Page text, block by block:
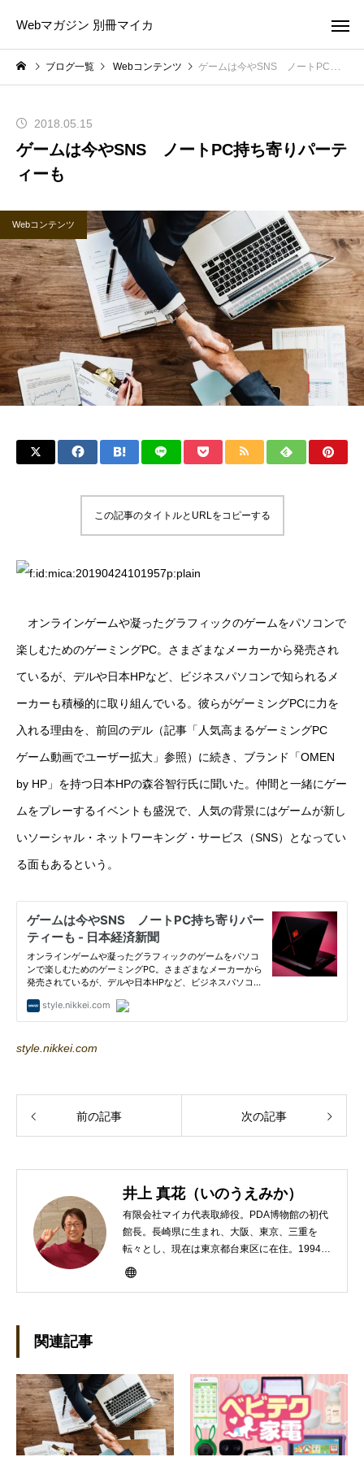
Webマガジン 別冊マイカ
ブログ一覧 Webコンテンツ ゲームは今やSNS ノートPC持ち寄りパーティーも
2018.05.15
ゲームは今やSNS ノートPC持ち寄りパーテ
ィーも
Webコンテンツ
この記事のタイトルとURLをコピーする
オンラインゲームや凝ったグラフィックのゲームをパソコンで
楽しむためのゲーミングPC。さまざまなメーカーから発売され
ているが、デルや日本HPなど、ビジネスパソコンで知られるメ
ーカーも積極的に取り組んでいる。彼らがゲーミングPCに力を
入れる理由を、前回のデル（記事「人気高まるゲーミングPC
ゲーム動画でユーザー拡大」参照）に続き、ブランド「OMEN
by HP」を持つ日本HPの森谷智行氏に聞いた。仲間と一緒にゲー
ムをプレーするイベントも盛況で、人気の背景にはゲームが新し
いソーシャル・ネットワーキング・サービス（SNS）となってい
る面もあるという。
style.nikkei.com
前の記事 次の記事
井上 真花（いのうえみか）
有限会社マイカ代表取締役。PDA博物館の初代
館長。長崎県に生まれ、大阪、東京、三重を
転々とし、現在は東京都台東区に在住。1994年
にHP100LXと出会ったのをきかっけに、フリ
制作。プライベートでは、井上円了哲学塾の第
一期修了生として「哲学カフェ＠神保町」の世
話人、2020年以降は「なごテツ」のオンライン
カフェの世話人を務める。趣味は考えること。
関連記事